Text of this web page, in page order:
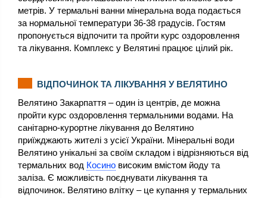
метрів. У термальні ванни мінеральна вода подається
за нормальної температури 36-38 градусів. Гостям
пропонується відпочити та пройти курс оздоровлення
та лікування. Комплекс у Велятині працює цілий рік.
ВІДПОЧИНОК ТА ЛІКУВАННЯ У ВЕЛЯТИНО
Велятино Закарпаття – один із центрів, де можна
пройти курс оздоровлення термальними водами. На
санітарно-курортне лікування до Велятино
приїжджають жителі з усієї України. Мінеральні води
Велятино унікальні за своїм складом і відрізняються від
термальних вод Косино високим вмістом йоду та
заліза. Є можливість поєднувати лікування та
відпочинок. Велятино влітку – це купання у термальних